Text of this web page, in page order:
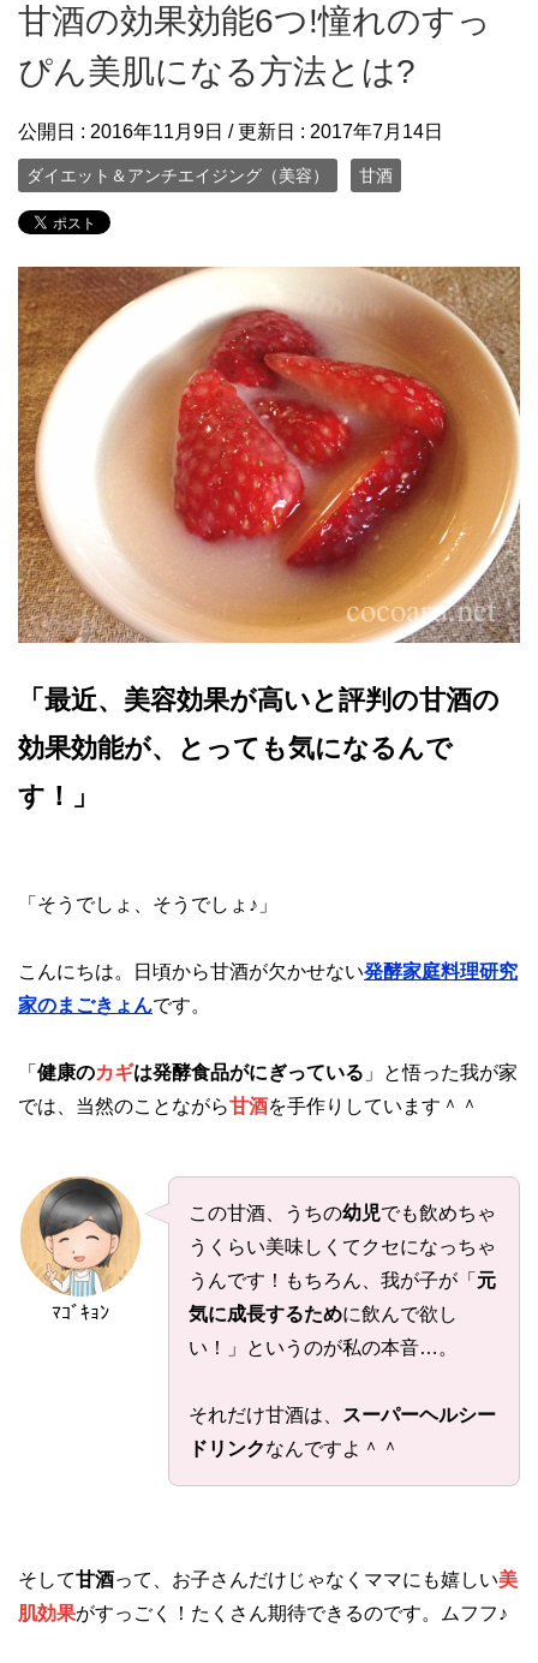
甘酒の効果効能6つ!憧れのすっ
ぴん美肌になる方法とは?
公開日 : 2016年11月9日 / 更新日 : 2017年7月14日
ダイエット＆アンチエイジング（美容） 甘酒
「最近、美容効果が高いと評判の甘酒の
効果効能が、とっても気になるんで
す！」
「そうでしょ、そうでしょ♪」
こんにちは。日頃から甘酒が欠かせない発酵家庭料理研究
家のまごきょんです。
「 健康のカギは発酵食品がにぎっている 」と悟った我が家
では、当然のことながら甘酒を手作りしています＾＾
ﾏｺﾞｷｮﾝ
この甘酒、うちの幼児でも飲めちゃ
うくらい美味しくてクセになっちゃ
うんです！もちろん、我が子が「 元
気に成長するために飲んで欲し
い！」というのが私の本音…。
それだけ甘酒は、 スーパーヘルシー
ドリンクなんですよ＾＾
そして甘酒って、お子さんだけじゃなくママにも嬉しい美
肌効果がすっごく！たくさん期待できるのです。ムフフ♪